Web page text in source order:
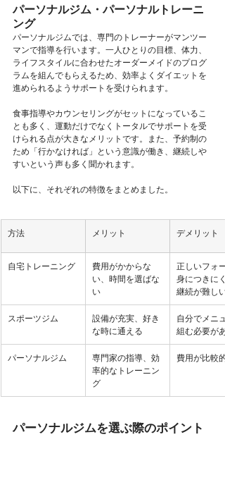
パーソナルジム・パーソナルトレーニ
ング
パーソナルジムでは、専門のトレーナーがマンツー
マンで指導を行います。一人ひとりの目標、体力、
ライフスタイルに合わせたオーダーメイドのプログ
ラムを組んでもらえるため、効率よくダイエットを
進められるようサポートを受けられます。
食事指導やカウンセリングがセットになっているこ
とも多く、運動だけでなくトータルでサポートを受
けられる点が大きなメリットです。また、予約制の
ため「行かなければ」という意識が働き、継続しや
すいという声も多く聞かれます。
以下に、それぞれの特徴をまとめました。
方法 メリット デメリット
自宅トレーニング
費用がかからな
い、時間を選ばな
い
正しいフォー
身につきにく
継続が難しい
スポーツジム
設備が充実、好き
な時に通える
自分でメニュ
組む必要があ
パーソナルジム
専門家の指導、効
率的なトレーニン
グ
費用が比較的
パーソナルジムを選ぶ際のポイント